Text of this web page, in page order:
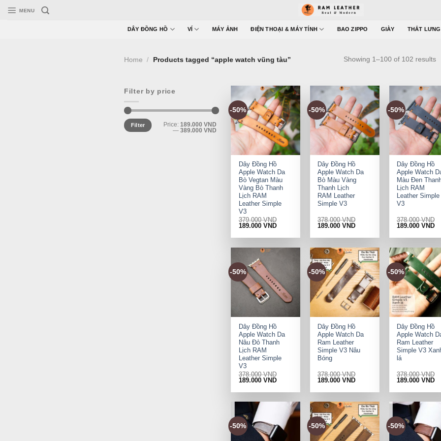
MENU
DÂY ĐỒNG HỒ VÍ MÁY ẢNH ĐIỆN THOẠI & MÁY TÍNH BAO ZIPPO GIÀY THẮT LƯNG
Home / Products tagged “apple watch vũng tàu” Showing 1–100 of 102 results
Filter by price
Min
price
Max
priceFilter Price: 189.000 VND
— 389.000 VND
-50%
+
Dây Đồng Hồ
Apple Watch Da
Bò Vegtan Màu
Vàng Bò Thanh
Lịch RAM
Leather Simple
V3
379.000VND
Original
was:
189.000 VNDCurrent
is:
-50%
+
Dây Đồng Hồ
Apple Watch Da
Bò Màu Vàng
Thanh Lịch
RAM Leather
Simple V3
378.000VND
Original
was:
189.000VNDCurrent
is:
-50%
+
Dây Đồng Hồ
Apple Watch
Màu Đen
Lịch RAM
Leather Simple
V3
378.000VND
Original
was:
189.000 VND
is:
-50%
Dây Đồng Hồ
Apple Watch Da
Nâu Đỏ Thanh
Lịch RAM
Leather Simple
V3
378.000VND
Original
was:
189.000 VNDCurrent
is:
-50%
Dây Đồng Hồ
Apple Watch Da
Ram Leather
Simple V3 Nâu
Bóng
378.000VND
Original
was:
189.000VNDCurrent
is:
-50%
+
Dây Đồng Hồ
Apple Watch
Ram Leather
Simple V3
lá
378.000VND
Original
was:
189.000 VND
is:
-50% -50% -50%